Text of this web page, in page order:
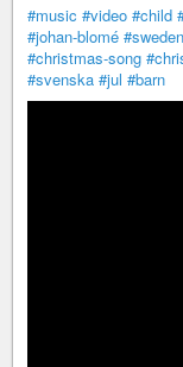
#music #video #child
#johan-blomé #sweden
#christmas-song
#svenska #jul #barn